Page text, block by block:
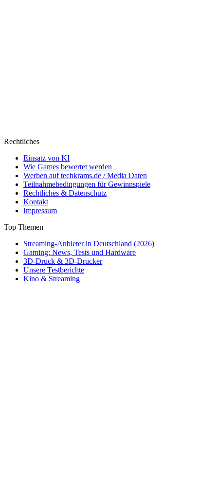
Rechtliches
Einsatz von KI
Wie Games bewertet werden
Werben auf techkrams.de / Media Daten
Teilnahmebedingungen für Gewinnspiele
Rechtliches & Datenschutz
Kontakt
Impressum
Top Themen
Streaming-Anbieter in Deutschland (2026)
Gaming: News, Tests und Hardware
3D-Druck & 3D-Drucker
Unsere Testberichte
Kino & Streaming